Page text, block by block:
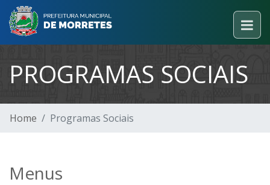
PROGRAMAS SOCIAIS
Home Programas Sociais
Menus